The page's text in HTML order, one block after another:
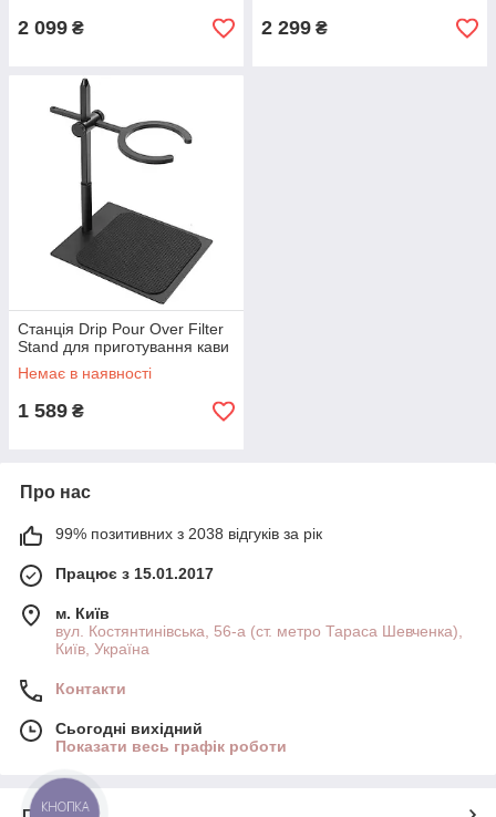
2 099 ₴ 2 299 ₴
Станція Drip Pour Over Filter
Stand для приготування кави
Немає в наявності
1 589 ₴
Про нас
99% позитивних з 2038 відгуків за рік
Працює з 15.01.2017
м. Київ
вул. Костянтинівська, 56-а (ст. метро Тараса Шевченка),
Київ, Україна
Контакти
Сьогодні вихідний
Показати весь графік роботи
КНОПКА